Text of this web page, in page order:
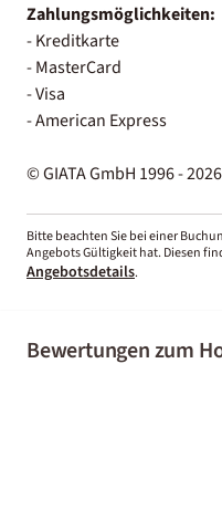
Zahlungsmöglichkeiten:
- Kreditkarte
- MasterCard
- Visa
- American Express
© GIATA GmbH 1996 - 2026
Bitte beachten Sie bei einer
Angebots Gültigkeit hat. Diesen
Angebotsdetails.
Bewertungen zum